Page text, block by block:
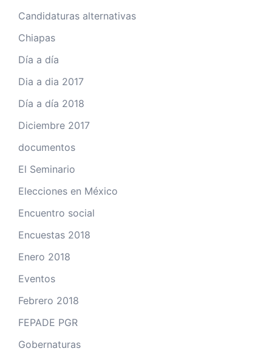
Candidaturas alternativas
Chiapas
Día a día
Dia a dia 2017
Día a día 2018
Diciembre 2017
documentos
El Seminario
Elecciones en México
Encuentro social
Encuestas 2018
Enero 2018
Eventos
Febrero 2018
FEPADE PGR
Gobernaturas